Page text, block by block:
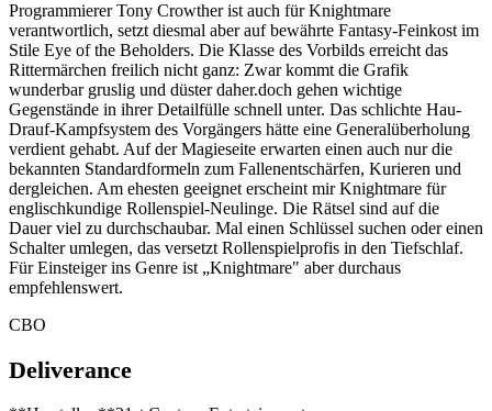
Programmierer Tony Crowther ist auch für Knightmare
verantwortlich, setzt diesmal aber auf bewährte Fantasy-Feinkost im
Stile Eye of the Beholders. Die Klasse des Vorbilds erreicht das
Rittermärchen freilich nicht ganz: Zwar kommt die Grafik
wunderbar gruslig und düster daher.doch gehen wichtige
Gegenstände in ihrer Detailfülle schnell unter. Das schlichte Hau-
Drauf-Kampfsystem des Vorgängers hätte eine Generalüberholung
verdient gehabt. Auf der Magieseite erwarten einen auch nur die
bekannten Standardformeln zum Fallenentschärfen, Kurieren und
dergleichen. Am ehesten geeignet erscheint mir Knightmare für
englischkundige Rollenspiel-Neulinge. Die Rätsel sind auf die
Dauer viel zu durchschaubar. Mal einen Schlüssel suchen oder einen
Schalter umlegen, das versetzt Rollenspielprofis in den Tiefschlaf.
Für Einsteiger ins Genre ist „Knightmare" aber durchaus
empfehlenswert.
CBO
Deliverance